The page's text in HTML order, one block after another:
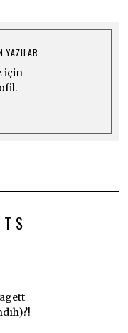
YAZILAR
için